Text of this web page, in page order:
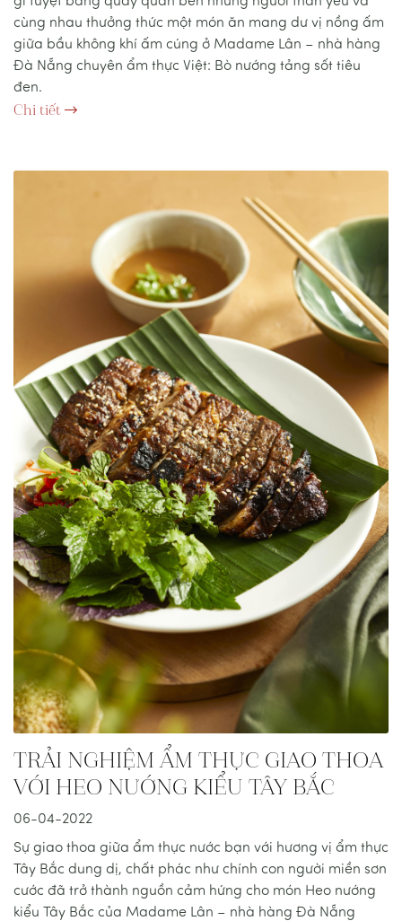
cùng nhau thưởng thức một món ăn mang dư vị nồng ấm
giữa bầu không khí ấm cúng ở Madame Lân – nhà hàng
Đà Nẵng chuyên ẩm thực Việt: Bò nướng tảng sốt tiêu
đen.
Chi tiết
TRẢI NGHIỆM ẨM THỰC GIAO THOA
VỚI HEO NƯỚNG KIỂU TÂY BẮC
06-04-2022
Sự giao thoa giữa ẩm thực nước bạn với hương vị ẩm thực
Tây Bắc dung dị, chất phác như chính con người miền sơn
cước đã trở thành nguồn cảm hứng cho món Heo nướng
kiểu Tây Bắc của Madame Lân – nhà hàng Đà Nẵng